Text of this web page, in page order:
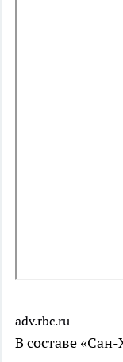
adv.rbc.ru
В составе